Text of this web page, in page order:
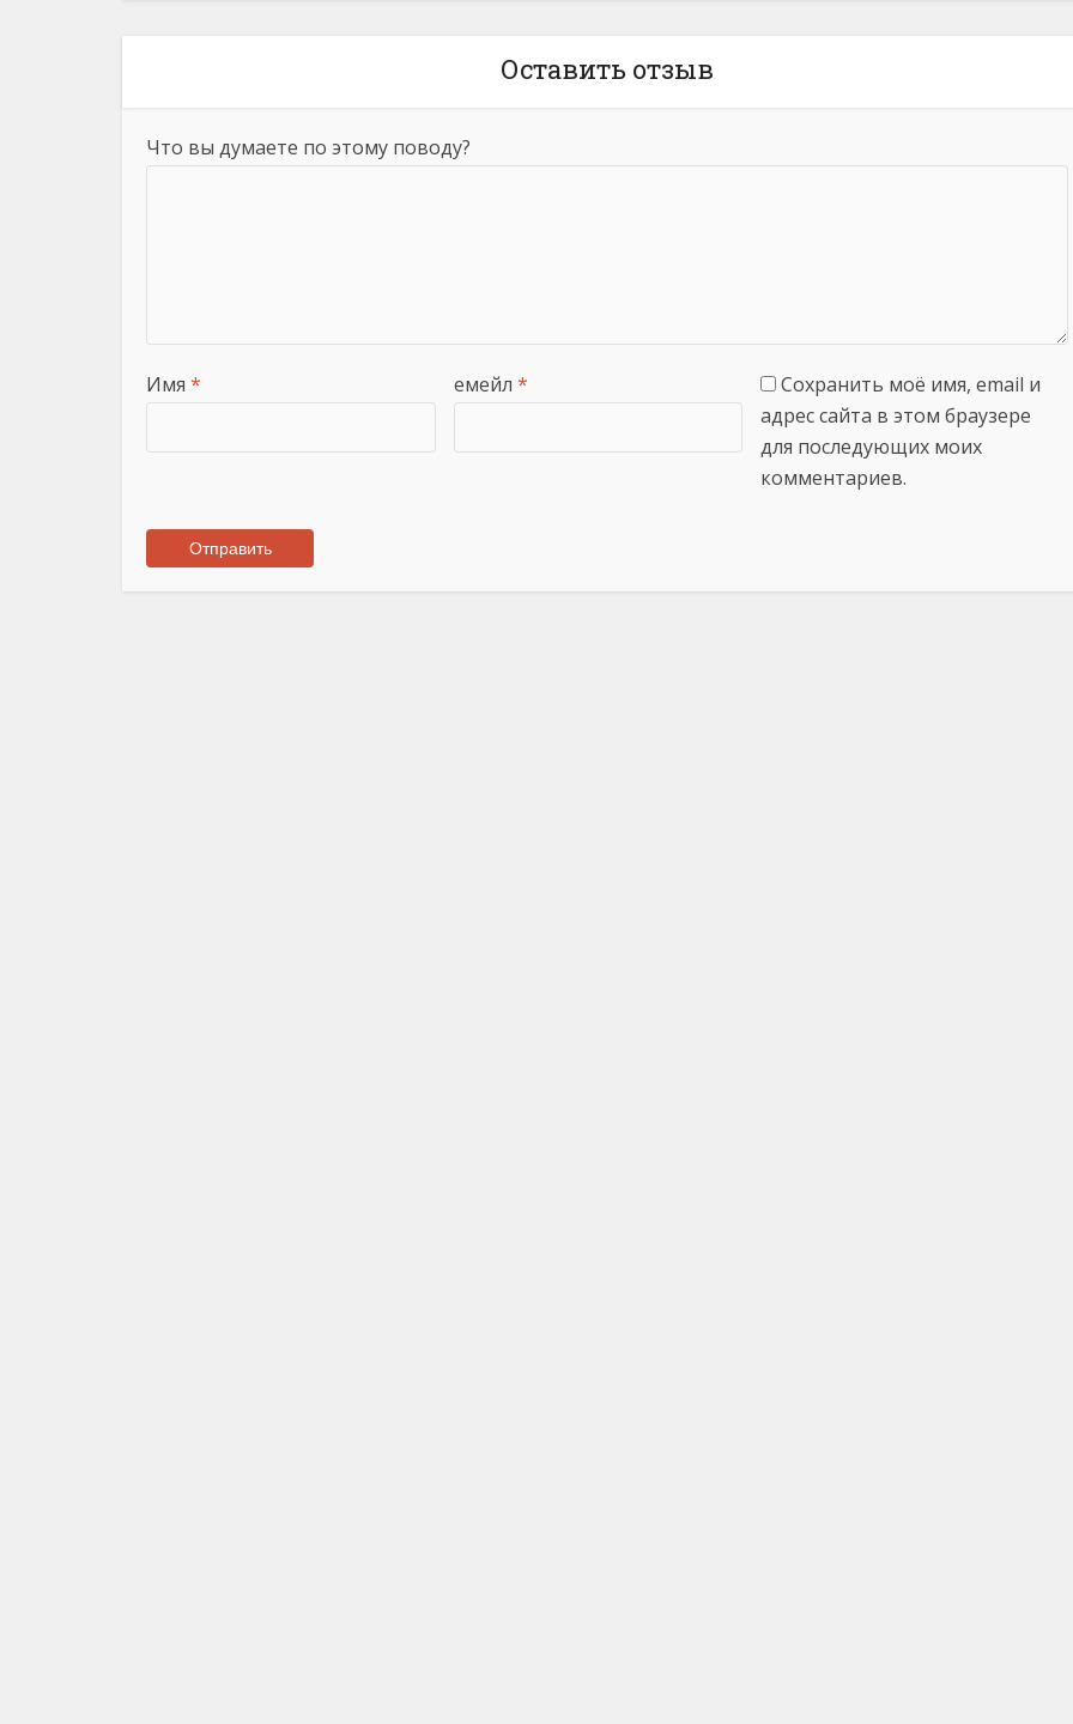
Оставить отзыв
Что вы думаете по этому поводу?
Имя * емейл *
Сохранить моё имя, email и
адрес сайта в этом браузере
для последующих моих
комментариев.